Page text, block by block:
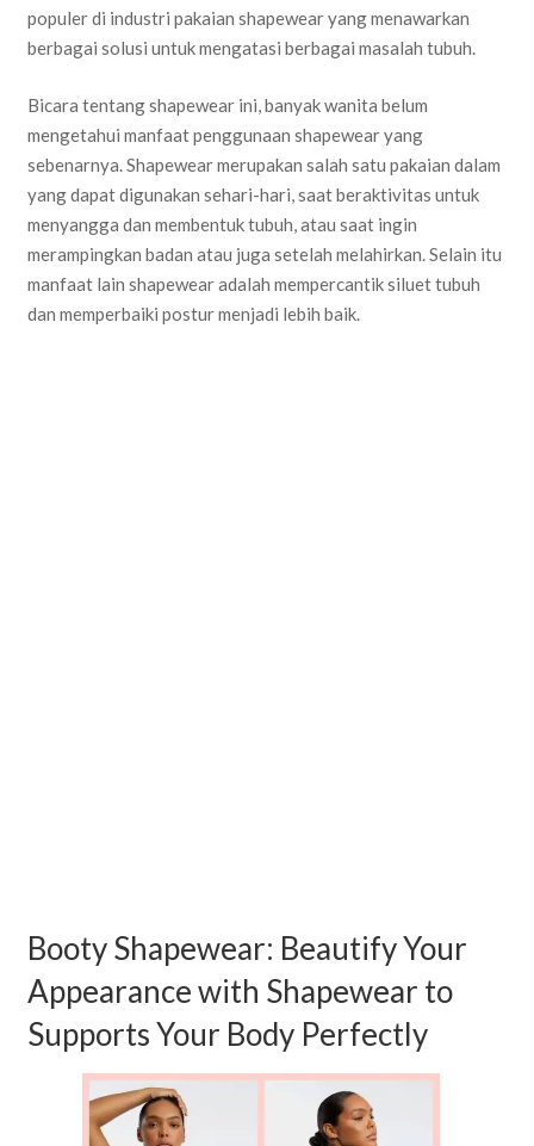
populer di industri pakaian shapewear yang menawarkan
berbagai solusi untuk mengatasi berbagai masalah tubuh.
Bicara tentang shapewear ini, banyak wanita belum
mengetahui manfaat penggunaan shapewear yang
sebenarnya. Shapewear merupakan salah satu pakaian dalam
yang dapat digunakan sehari-hari, saat beraktivitas untuk
menyangga dan membentuk tubuh, atau saat ingin
merampingkan badan atau juga setelah melahirkan. Selain itu
manfaat lain shapewear adalah mempercantik siluet tubuh
dan memperbaiki postur menjadi lebih baik.
Booty Shapewear: Beautify Your
Appearance with Shapewear to
Supports Your Body Perfectly